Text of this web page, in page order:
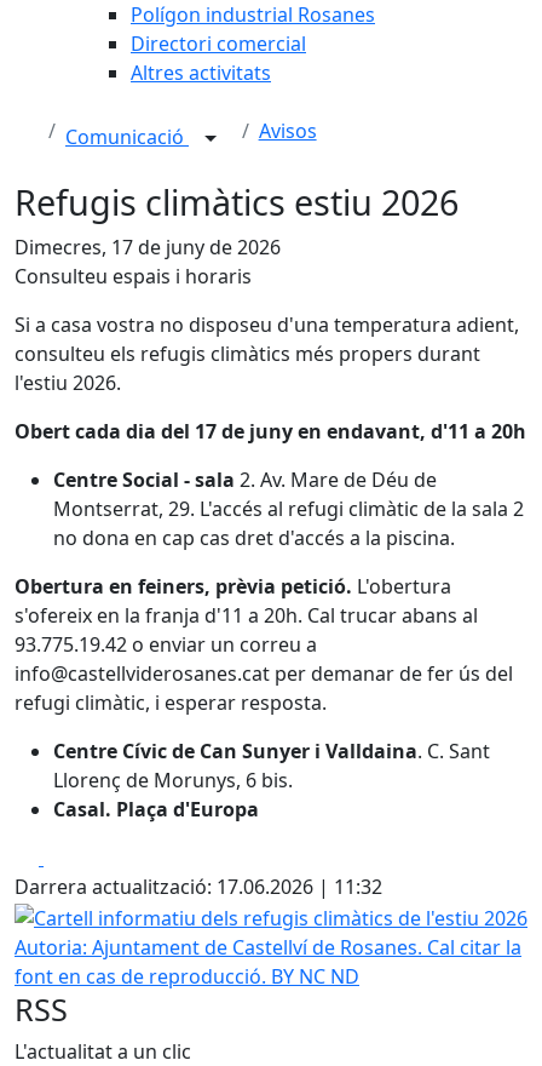
Polígon industrial Rosanes
Directori comercial
Altres activitats
Comunicació Avisos
Refugis climàtics estiu 2026
Dimecres, 17 de juny de 2026
Consulteu espais i horaris
Si a casa vostra no disposeu d'una temperatura adient,
consulteu els refugis climàtics més propers durant
l'estiu 2026.
Obert cada dia del 17 de juny en endavant, d'11 a 20h
Centre Social - sala 2. Av. Mare de Déu de
Montserrat, 29. L'accés al refugi climàtic de la sala 2
no dona en cap cas dret d'accés a la piscina.
Obertura en feiners, prèvia petició. L'obertura
s'ofereix en la franja d'11 a 20h. Cal trucar abans al
93.775.19.42 o enviar un correu a
info@castellviderosanes.cat per demanar de fer ús del
refugi climàtic, i esperar resposta.
Centre Cívic de Can Sunyer i Valldaina. C. Sant
Llorenç de Morunys, 6 bis.
Casal. Plaça d'Europa
Darrera actualització: 17.06.2026 | 11:32
Cartell informatiu dels refugis climàtics de l'estiu 2026
Autoria: Ajuntament de Castellví de Rosanes. Cal citar la
font en cas de reproducció. BY NC ND
RSS
L'actualitat a un clic